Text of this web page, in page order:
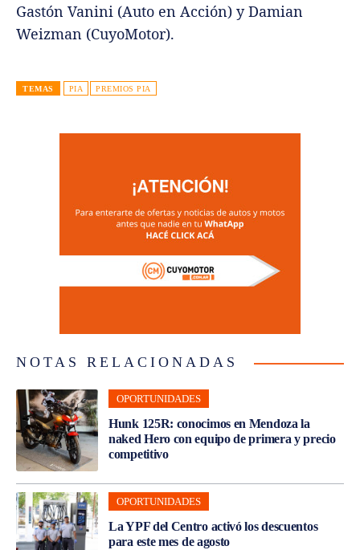
Gastón Vanini (Auto en Acción) y Damian
Weizman (CuyoMotor).
TEMAS PIA PREMIOS PIA
NOTAS RELACIONADAS
OPORTUNIDADES
Hunk 125R: conocimos en Mendoza la
naked Hero con equipo de primera y precio
competitivo
OPORTUNIDADES
La YPF del Centro activó los descuentos
para este mes de agosto